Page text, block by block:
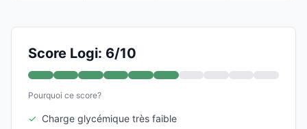
Score Logi: 6/10
Pourquoi ce score?
✓ Charge glycémique très faible